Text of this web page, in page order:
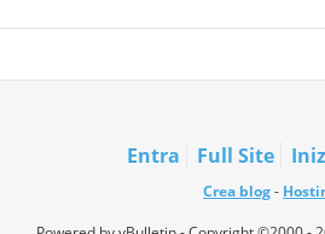
Entra Full Site
Crea blog-